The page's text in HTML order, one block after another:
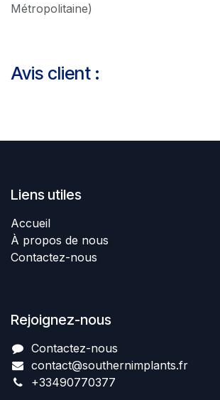
Métropolitaine)
Avis client :
Liens utiles
Accueil
À propos de nous
Contactez-nous
Rejoignez-nous
Contactez-nous​
contact@southernimplant​​​s.fr
+334907​70377